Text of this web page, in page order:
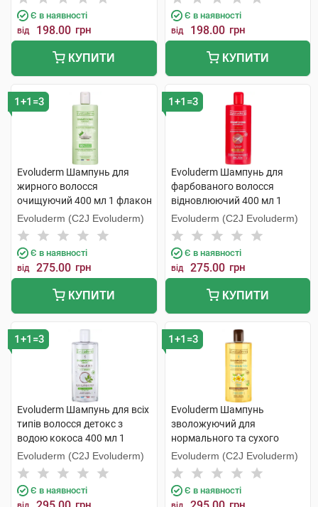
Є в наявності
від 198.00 грн
КУПИТИ
Є в наявності
від 198.00 грн
КУПИТИ
1+1=3
Evoluderm Шампунь для
жирного волосся
очищуючий 400 мл 1 флакон
Evoluderm (C2J Evoluderm)
Є в наявності
від 275.00 грн
КУПИТИ
1+1=3
Evoluderm Шампунь для
фарбованого волосся
відновлюючий 400 мл 1
флакон
Evoluderm (C2J Evoluderm)
Є в наявності
від 275.00 грн
КУПИТИ
1+1=3
Evoluderm Шампунь для всіх
типів волосся детокс з
водою кокоса 400 мл 1
флакон
Evoluderm (C2J Evoluderm)
Є в наявності
1+1=3
Evoluderm Шампунь
зволожуючий для
нормального та сухого
волосся 400 мл 1 флакон
Evoluderm (C2J Evoluderm)
Є в наявності